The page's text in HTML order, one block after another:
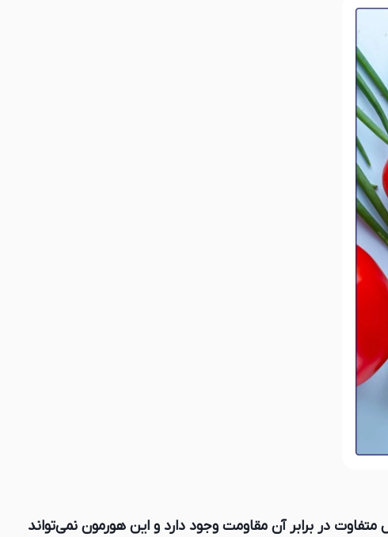
در برابر آن مقاومت وجود دارد و این هورمون نمی‌تواند